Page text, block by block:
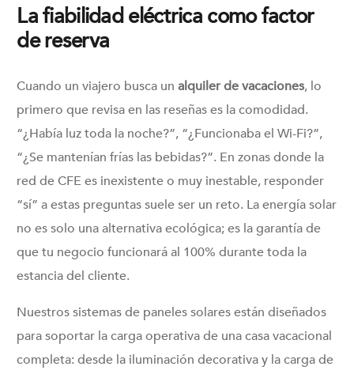
La fiabilidad eléctrica como factor
de reserva
Cuando un viajero busca unalquiler de vacaciones, lo
primero que revisa en las reseñas es la comodidad.
“¿Había luz toda la noche?”, “¿Funcionaba el Wi-Fi?”,
“¿Se mantenían frías las bebidas?”. En zonas donde la
red de CFE es inexistente o muy inestable, responder
“sí” a estas preguntas suele ser un reto. La energía solar
no es solo una alternativa ecológica; es la garantía de
que tu negocio funcionará al 100% durante toda la
estancia del cliente.
Nuestros sistemas de paneles solares están diseñados
para soportar la carga operativa de una casa vacacional
completa: desde la iluminación decorativa y la carga de